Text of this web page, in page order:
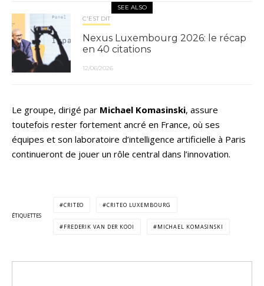
SEE ALSO
C'EST DIT
Nexus Luxembourg 2026: le récap
en 40 citations
12/06/2026
Le groupe, dirigé par Michael Komasinski, assure
toutefois rester fortement ancré en France, où ses
équipes et son laboratoire d’intelligence artificielle à Paris
continueront de jouer un rôle central dans l’innovation.
ÉTIQUETTES
CRITEO CRITEO LUXEMBOURG
FREDERIK VAN DER KOOI MICHAEL KOMASINSKI